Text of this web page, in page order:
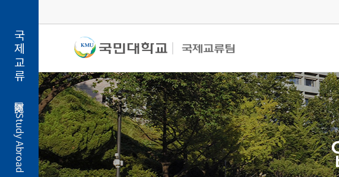
국제교류
Study Abroad